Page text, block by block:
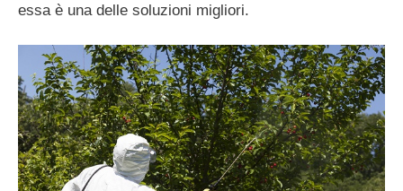
essa è una delle soluzioni migliori.